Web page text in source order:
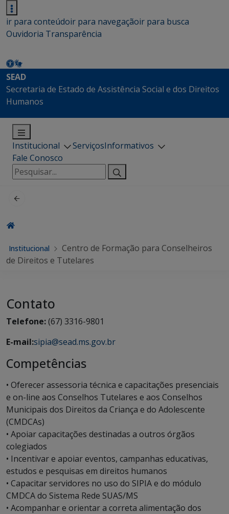
ir para conteúdoir para navegaçãoir para busca
Ouvidoria Transparência
SEAD
Secretaria de Estado de Assistência Social e dos Direitos
Humanos
Institucional ServiçosInformativos
Fale Conosco
Pesquisar
por:
Institucional
Centro de Formação para Conselheiros
de Direitos e Tutelares
Contato
Telefone:(67) 3316-9801
E-mail:sipia@sead.ms.gov.br
Competências
• Oferecer assessoria técnica e capacitações presenciais
e on-line aos Conselhos Tutelares e aos Conselhos
Municipais dos Direitos da Criança e do Adolescente
(CMDCAs)
• Apoiar capacitações destinadas a outros órgãos
colegiados
• Incentivar e apoiar eventos, campanhas educativas,
estudos e pesquisas em direitos humanos
• Capacitar servidores no uso do SIPIA e do módulo
CMDCA do Sistema Rede SUAS/MS
• Acompanhar e orientar a correta alimentação dos